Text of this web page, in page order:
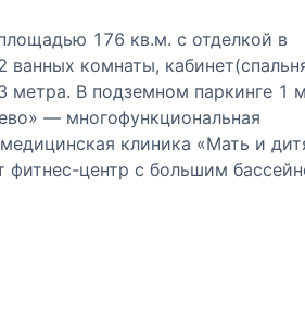
176 кв.м. с отделкой в
ванных комнаты,
метра. В подземном паркинге 1
— многофункциональная
клиника «Мать и
фитнес-центр с большим
компания